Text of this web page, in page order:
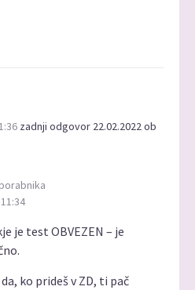
zadnji odgovor 22.02.2022 ob
je test OBVEZEN – je
ko prideš v ZD, ti pač